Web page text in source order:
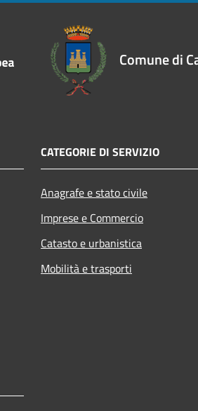
Comune di
CATEGORIE DI SERVIZIO
Anagrafe e stato civile
Imprese e Commercio
Catasto e urbanistica
Mobilità e trasporti